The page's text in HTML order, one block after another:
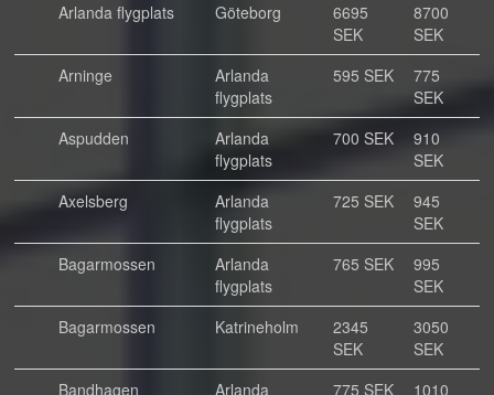
Arlanda flygplats
Göteborg
6695
SEK
8700
SEK
Arninge
Arlanda
flygplats
595 SEK
775
SEK
Aspudden
Arlanda
flygplats
700 SEK
910
SEK
Axelsberg
Arlanda
flygplats
725 SEK
945
SEK
Bagarmossen
Arlanda
flygplats
765 SEK
995
SEK
Bagarmossen
Katrineholm
2345
SEK
3050
SEK
Bandhagen
Arlanda 775 SEK 1010